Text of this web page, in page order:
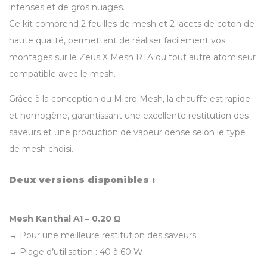
intenses et de gros nuages.
Ce kit comprend 2 feuilles de mesh et 2 lacets de coton de
haute qualité, permettant de réaliser facilement vos
montages sur le Zeus X Mesh RTA ou tout autre atomiseur
compatible avec le mesh.
Grâce à la conception du Micro Mesh, la chauffe est rapide
et homogène, garantissant une excellente restitution des
saveurs et une production de vapeur dense selon le type
de mesh choisi.
Deux versions disponibles :
Mesh Kanthal A1 – 0.20 Ω
→ Pour une meilleure restitution des saveurs
→ Plage d’utilisation : 40 à 60 W